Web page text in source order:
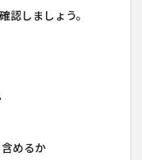
認しましょう。
めるか